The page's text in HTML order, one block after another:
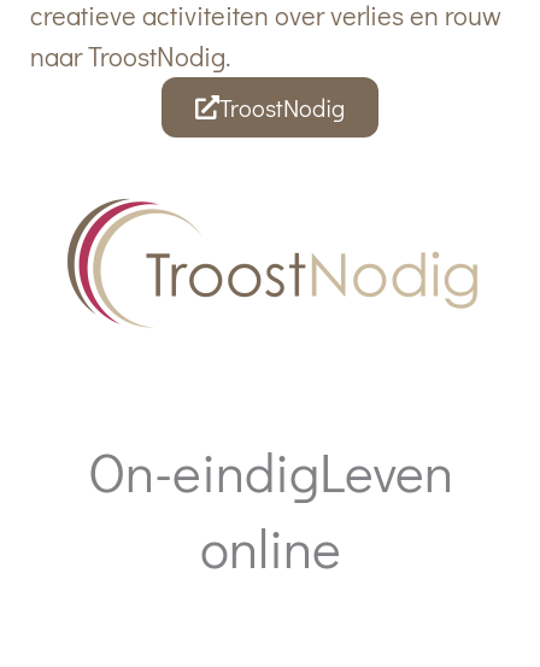
creatieve activiteiten over verlies en rouw
naar TroostNodig.
TroostNodig
On-eindigLeven
online